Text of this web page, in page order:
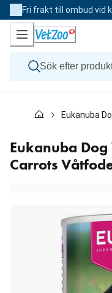
Skip
to
Content
Fri frakt till ombud vid
Katt
Veterinärfoder
Varumärken
Nyheter
Eukanuba
Eukanuba
Carrots